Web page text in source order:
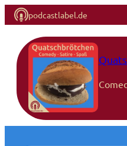
podcastlabel.de